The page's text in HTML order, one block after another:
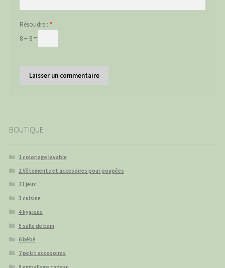
Résoudre : *
8 + 8 =
BOUTIQUE
1 coloriage lavable
2 Vêtements et accesoires pour poupées
21 jeux
3 cuisine
4 hygiene
5 salle de bain
6 bébé
7 petit accesoires